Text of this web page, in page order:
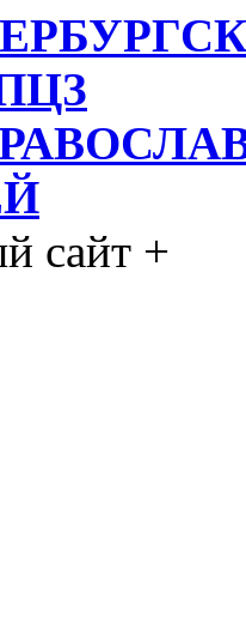
сайт +